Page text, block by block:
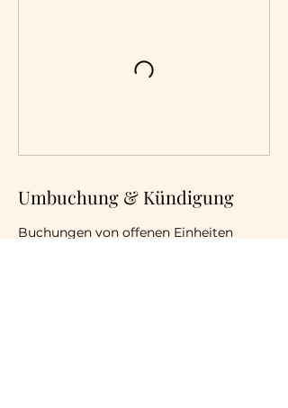
Umbuchung & Kündigung
Buchungen von offenen Einheiten